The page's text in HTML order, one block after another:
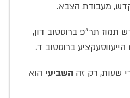
מעבודת הצבא.
תמוז תר"פ ברוסטוב דון,
ברוסטוב ד.
שעות, רק זה השביעי הוא